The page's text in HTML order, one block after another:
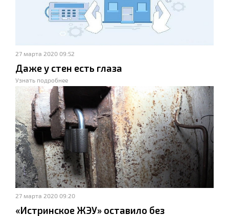
27 марта 2020 09:52
Даже у стен есть глаза
Узнать подробнее
27 марта 2020 09:20
«Истринское ЖЭУ» оставило без